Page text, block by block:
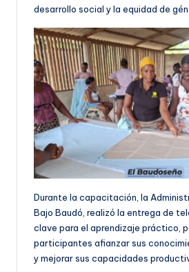
desarrollo social y la equidad de
Durante la capacitación, la
Bajo Baudó, realizó la entrega de
clave para el aprendizaje práctico,
participantes afianzar sus
y mejorar sus capacidades